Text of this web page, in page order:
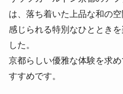
は、落ち着いた上品な和の
感じられる特別なひととき
した。
京都らしい優雅な体験を求
すすめです。